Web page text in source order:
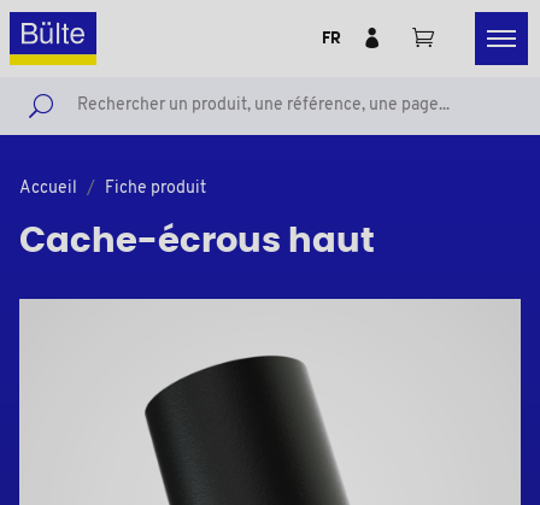
FR
Accueil Fiche produit
Cache-écrous haut